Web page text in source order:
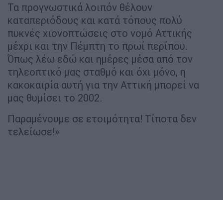
Τα προγνωστικά λοιπόν θέλουν
καταπεριόδους και κατά τόπους πολύ
πυκνές χιονοπτώσεις στο νομό Αττικής
μέχρι και την Πέμπτη το πρωί περίπου.
Όπως λέω εδώ και ημέρες μέσα από τον
τηλεοπτικό μας σταθμό και όχι μόνο, η
κακοκαιρία αυτή για την Αττική μπορεί να
μας θυμίσει το 2002.
Παραμένουμε σε ετοιμότητα! Τίποτα δεν
τελείωσε!»